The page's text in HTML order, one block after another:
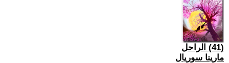
(41) الراحل
مارينا سوريال